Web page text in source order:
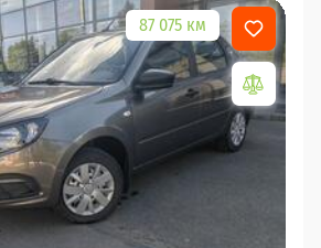
87 075 км